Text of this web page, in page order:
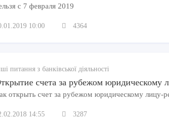
с 7 февраля 2019
10:00 4364
питання з банківської діяльності
счета за рубежом юридическому
открыть счет за рубежом юридическому лицу-
14:55 3287